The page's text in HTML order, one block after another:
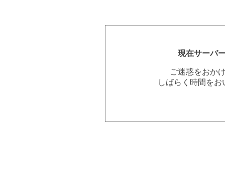
現在サーバ
ご迷惑をおか
しばらく時間を